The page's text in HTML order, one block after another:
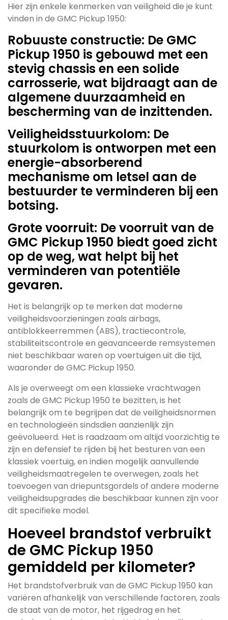
Hier zijn enkele kenmerken van veiligheid die je kunt
vinden in de GMC Pickup 1950:
Robuuste constructie: De GMC
Pickup 1950 is gebouwd met een
stevig chassis en een solide
carrosserie, wat bijdraagt aan de
algemene duurzaamheid en
bescherming van de inzittenden.
Veiligheidsstuurkolom: De
stuurkolom is ontworpen met een
energie-absorberend
mechanisme om letsel aan de
bestuurder te verminderen bij een
botsing.
Grote voorruit: De voorruit van de
GMC Pickup 1950 biedt goed zicht
op de weg, wat helpt bij het
verminderen van potentiële
gevaren.
Het is belangrijk op te merken dat moderne
veiligheidsvoorzieningen zoals airbags,
antiblokkeerremmen (ABS), tractiecontrole,
stabiliteitscontrole en geavanceerde remsystemen
niet beschikbaar waren op voertuigen uit die tijd,
waaronder de GMC Pickup 1950.
Als je overweegt om een klassieke vrachtwagen
zoals de GMC Pickup 1950 te bezitten, is het
belangrijk om te begrijpen dat de veiligheidsnormen
en technologieën sindsdien aanzienlijk zijn
geëvolueerd. Het is raadzaam om altijd voorzichtig te
zijn en defensief te rijden bij het besturen van een
klassiek voertuig, en indien mogelijk aanvullende
veiligheidsmaatregelen te overwegen, zoals het
toevoegen van driepuntsgordels of andere moderne
veiligheidsupgrades die beschikbaar kunnen zijn voor
dit specifieke model.
Hoeveel brandstof verbruikt
de GMC Pickup 1950
gemiddeld per kilometer?
Het brandstofverbruik van de GMC Pickup 1950 kan
variëren afhankelijk van verschillende factoren, zoals
de staat van de motor, het rijgedrag en het